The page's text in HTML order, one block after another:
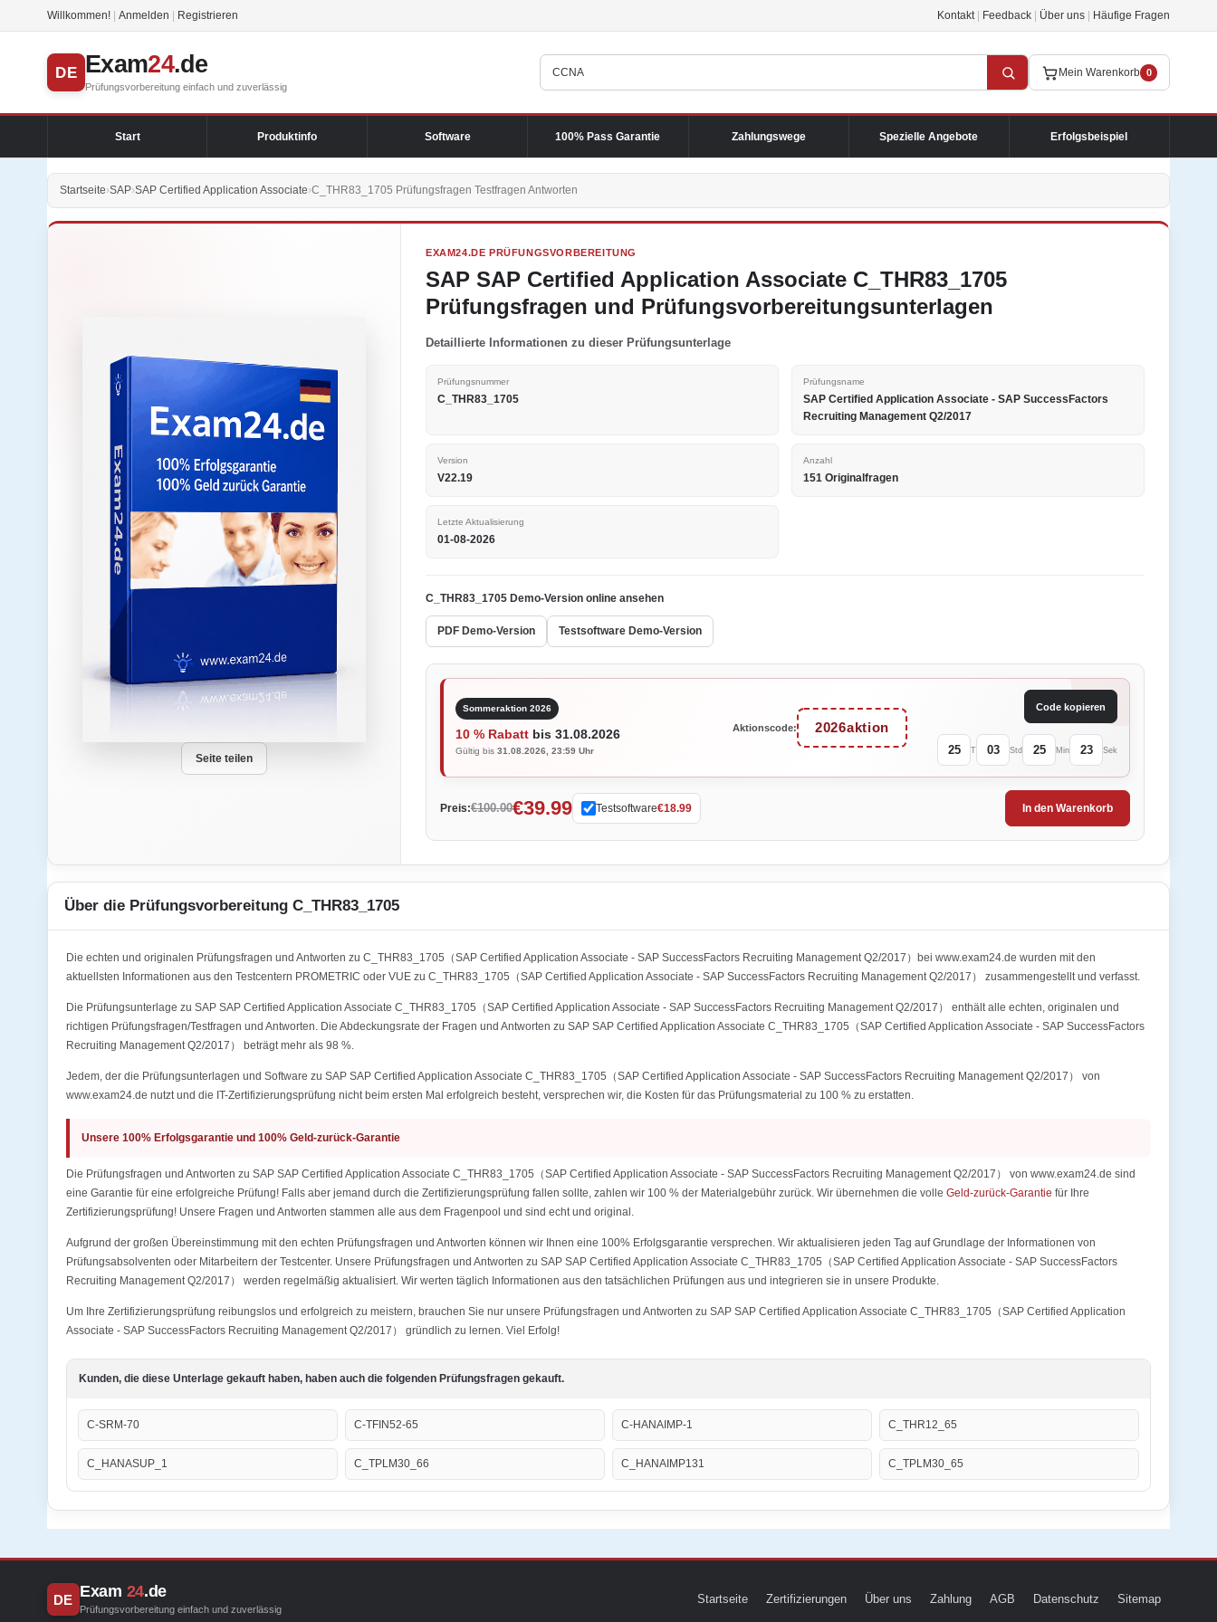
Willkommen! Anmelden Registrieren Kontakt Feedback Über uns Häufige Fragen
DE Exam24.de
Prüfungsvorbereitung einfach und zuverlässig
Mein Warenkorb 0
Start Produktinfo Software 100% Pass Garantie Zahlungswege Spezielle Angebote Erfolgsbeispiel
Startseite›SAP›SAP Certified Application Associate›C_THR83_1705 Prüfungsfragen Testfragen Antworten
Seite teilen
EXAM24.DE PRÜFUNGSVORBEREITUNG
SAP SAP Certified Application Associate C_THR83_1705
Prüfungsfragen und Prüfungsvorbereitungsunterlagen
Detaillierte Informationen zu dieser Prüfungsunterlage
Prüfungsnummer
C_THR83_1705
Prüfungsname
SAP Certified Application Associate - SAP SuccessFactors
Recruiting Management Q2/2017
Version
V22.19
Anzahl
151 Originalfragen
Letzte Aktualisierung
01-08-2026
C_THR83_1705 Demo-Version online ansehen
PDF Demo-Version Testsoftware Demo-Version
Sommeraktion 2026
10 % Rabatt bis 31.08.2026
Gültig bis 31.08.2026, 23:59 Uhr
Aktionscode: 2026aktion
Code kopieren
25 T 03 Std 25 Min 23 Sek
Preis:€100.00€39.99 Testsoftware€18.99 In den Warenkorb
Über die Prüfungsvorbereitung C_THR83_1705
Die echten und originalen Prüfungsfragen und Antworten zu C_THR83_1705（SAP Certified Application Associate - SAP SuccessFactors Recruiting Management Q2/2017）bei www.exam24.de wurden mit den
aktuellsten Informationen aus den Testcentern PROMETRIC oder VUE zu C_THR83_1705（SAP Certified Application Associate - SAP SuccessFactors Recruiting Management Q2/2017） zusammengestellt und verfasst.
Die Prüfungsunterlage zu SAP SAP Certified Application Associate C_THR83_1705（SAP Certified Application Associate - SAP SuccessFactors Recruiting Management Q2/2017） enthält alle echten, originalen und
richtigen Prüfungsfragen/Testfragen und Antworten. Die Abdeckungsrate der Fragen und Antworten zu SAP SAP Certified Application Associate C_THR83_1705（SAP Certified Application Associate - SAP SuccessFactors
Recruiting Management Q2/2017） beträgt mehr als 98 %.
Jedem, der die Prüfungsunterlagen und Software zu SAP SAP Certified Application Associate C_THR83_1705（SAP Certified Application Associate - SAP SuccessFactors Recruiting Management Q2/2017） von
www.exam24.de nutzt und die IT-Zertifizierungsprüfung nicht beim ersten Mal erfolgreich besteht, versprechen wir, die Kosten für das Prüfungsmaterial zu 100 % zu erstatten.
Unsere 100% Erfolgsgarantie und 100% Geld-zurück-Garantie
Die Prüfungsfragen und Antworten zu SAP SAP Certified Application Associate C_THR83_1705（SAP Certified Application Associate - SAP SuccessFactors Recruiting Management Q2/2017） von www.exam24.de sind
eine Garantie für eine erfolgreiche Prüfung! Falls aber jemand durch die Zertifizierungsprüfung fallen sollte, zahlen wir 100 % der Materialgebühr zurück. Wir übernehmen die volle Geld-zurück-Garantie für Ihre
Zertifizierungsprüfung! Unsere Fragen und Antworten stammen alle aus dem Fragenpool und sind echt und original.
Aufgrund der großen Übereinstimmung mit den echten Prüfungsfragen und Antworten können wir Ihnen eine 100% Erfolgsgarantie versprechen. Wir aktualisieren jeden Tag auf Grundlage der Informationen von
Prüfungsabsolventen oder Mitarbeitern der Testcenter. Unsere Prüfungsfragen und Antworten zu SAP SAP Certified Application Associate C_THR83_1705（SAP Certified Application Associate - SAP SuccessFactors
Recruiting Management Q2/2017） werden regelmäßig aktualisiert. Wir werten täglich Informationen aus den tatsächlichen Prüfungen aus und integrieren sie in unsere Produkte.
Um Ihre Zertifizierungsprüfung reibungslos und erfolgreich zu meistern, brauchen Sie nur unsere Prüfungsfragen und Antworten zu SAP SAP Certified Application Associate C_THR83_1705（SAP Certified Application
Associate - SAP SuccessFactors Recruiting Management Q2/2017） gründlich zu lernen. Viel Erfolg!
Kunden, die diese Unterlage gekauft haben, haben auch die folgenden Prüfungsfragen gekauft.
C-SRM-70 C-TFIN52-65 C-HANAIMP-1 C_THR12_65
C_HANASUP_1 C_TPLM30_66 C_HANAIMP131 C_TPLM30_65
DE Exam 24.de
Prüfungsvorbereitung einfach und zuverlässig
Startseite Zertifizierungen Über uns Zahlung AGB Datenschutz Sitemap